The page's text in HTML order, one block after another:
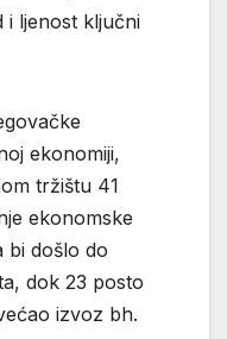
i ljenost ključni
ekonomiji,
tržištu 41
ekonomske
bi došlo do
dok 23 posto
izvoz bh.